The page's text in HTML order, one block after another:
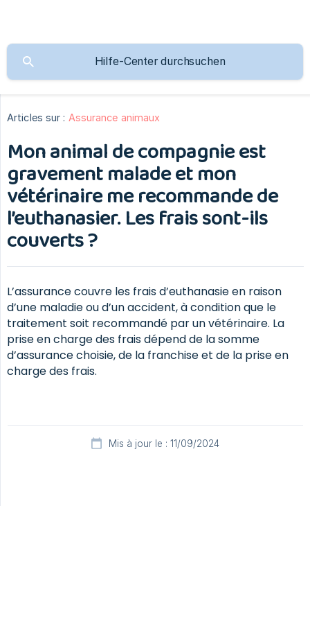
Articles sur : Assurance animaux
Mon animal de compagnie est
gravement malade et mon
vétérinaire me recommande de
l’euthanasier. Les frais sont-ils
couverts ?
L’assurance couvre les frais d’euthanasie en raison
d’une maladie ou d’un accident, à condition que le
traitement soit recommandé par un vétérinaire. La
prise en charge des frais dépend de la somme
d’assurance choisie, de la franchise et de la prise en
charge des frais.
Mis à jour le : 11/09/2024